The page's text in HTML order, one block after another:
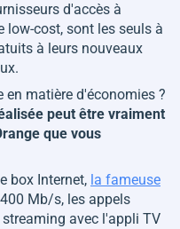
d'accès à
low-cost, sont les seuls à
à leurs nouveaux
en matière d'économies ?
peut être vraiment
que vous
box Internet, la fameuse
Mb/s, les appels
avec l'appli TV